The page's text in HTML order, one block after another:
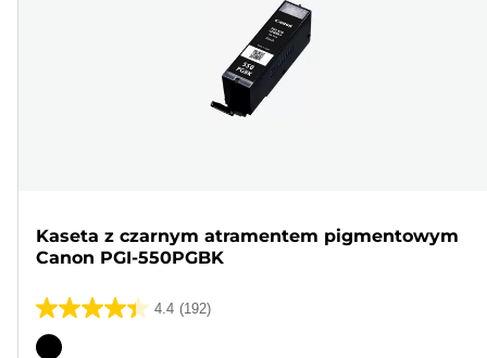
Kaseta z czarnym atramentem pigmentowym
Canon PGI-550PGBK
4.4 (192)
4.4
na
Wkład